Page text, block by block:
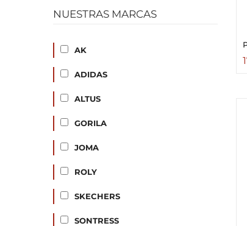
NUESTRAS MARCAS
AK
ADIDAS
ALTUS
GORILA
JOMA
ROLY
SKECHERS
SONTRESS